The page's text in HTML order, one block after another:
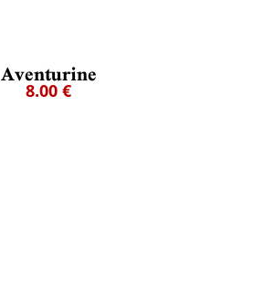
Aventurine
8.00 €